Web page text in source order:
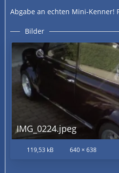
Abgabe an echten Mini-Kenner!
Bilder
IMG_0224.jpeg
119,53 kB 640 × 638